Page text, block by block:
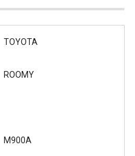
TOYOTA
ROOMY
M900A